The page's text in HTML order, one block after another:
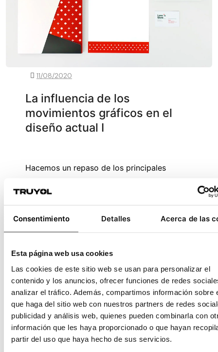
Consentimiento Detalles Acerca de las
Esta página web usa cookies
Las cookies de este sitio web se usan para personalizar el
contenido y los anuncios, ofrecer funciones de redes
analizar el tráfico. Además, compartimos información sobre
que haga del sitio web con nuestros partners de redes
publicidad y análisis web, quienes pueden combinarla con
información que les haya proporcionado o que hayan
partir del uso que haya hecho de sus servicios.
11/08/2020
La influencia de los
movimientos gráficos en el
diseño actual I
Hacemos un repaso de los principales
que reconoces referencias de tu estilo en
precede e influye en la actualidad.
Leer más